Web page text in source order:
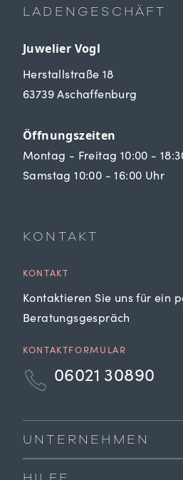
LADENGESCHÄFT
Juwelier Vogl
Herstallstraße 18
63739 Aschaffenburg
Öffnungszeiten
Montag - Freitag 10:00 -
Samstag 10:00 - 16:00 Uhr
KONTAKT
KONTAKT
Kontaktieren Sie uns für ein
Beratungsgespräch
KONTAKTFORMULAR
06021 30890
UNTERNEHMEN